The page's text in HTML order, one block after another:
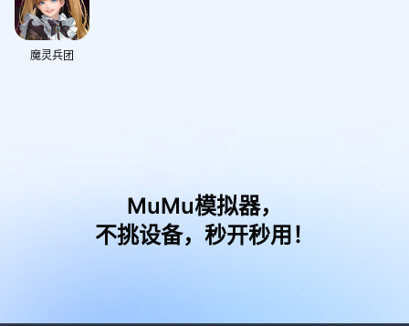
魔灵兵团
MuMu模拟器，
不挑设备，秒开秒用！